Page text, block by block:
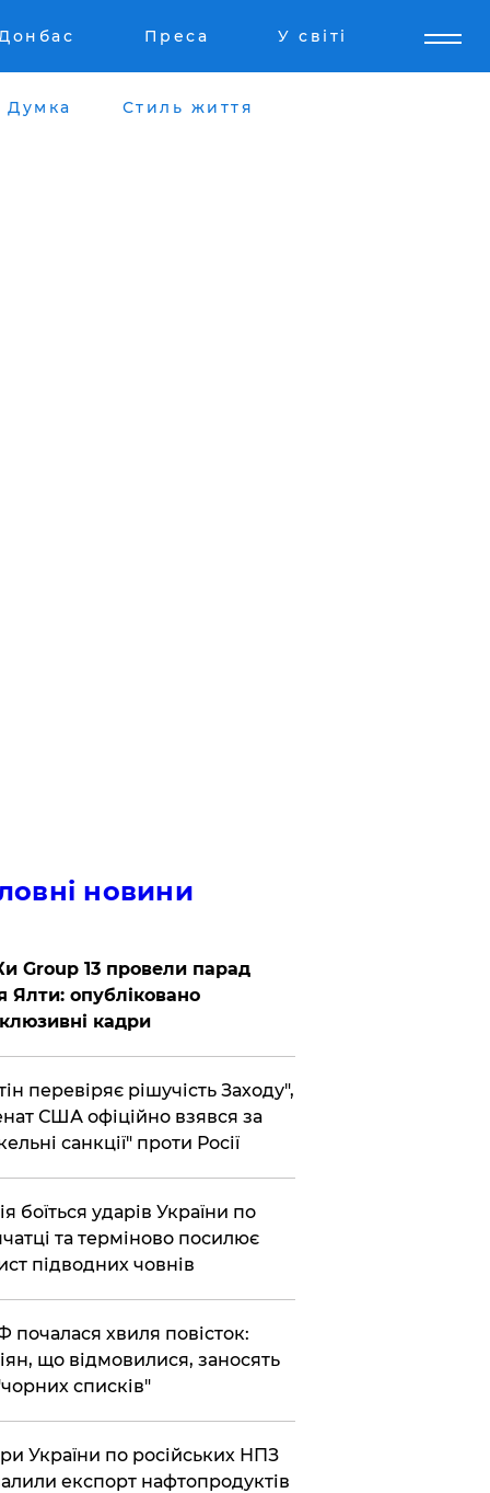
Преса У світі
Думка Стиль життя
новини
Group 13 провели парад
Ялти: опубліковано
кадри
перевіряє рішучість Заходу",
США офіційно взявся за
санкції" проти Росії
боїться ударів України по
та терміново посилює
підводних човнів
почалася хвиля повісток:
що відмовилися, заносять
списків"
України по російських НПЗ
експорт нафтопродуктів